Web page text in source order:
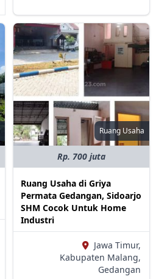
Ruang Usaha
Rp. 700 juta
Ruang Usaha di Griya
Permata Gedangan, Sidoarjo
SHM Cocok Untuk Home
Industri
Jawa Timur,
Kabupaten Malang,
Gedangan